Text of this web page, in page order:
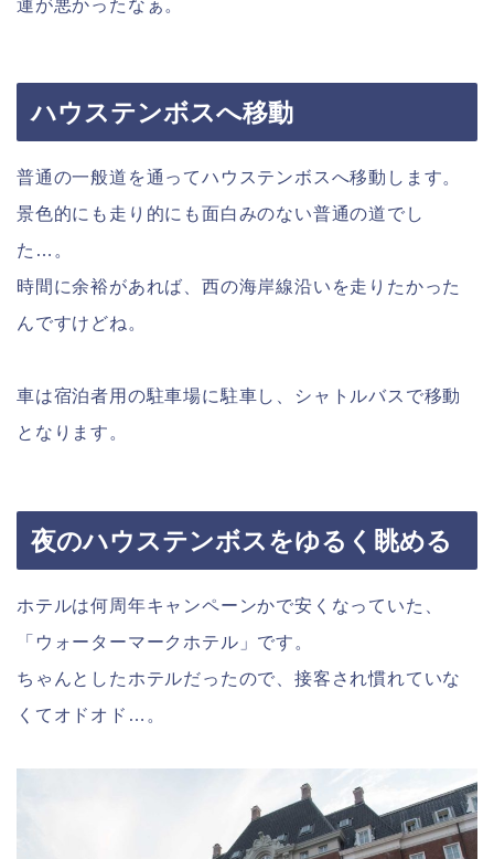
運が悪かったなぁ。
ハウステンボスへ移動
普通の一般道を通ってハウステンボスへ移動します。
景色的にも走り的にも面白みのない普通の道でし
た…。
時間に余裕があれば、西の海岸線沿いを走りたかった
んですけどね。
車は宿泊者用の駐車場に駐車し、シャトルバスで移動
となります。
夜のハウステンボスをゆるく眺める
ホテルは何周年キャンペーンかで安くなっていた、
「ウォーターマークホテル」です。
ちゃんとしたホテルだったので、接客され慣れていな
くてオドオド…。